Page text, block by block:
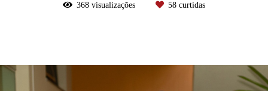
368 visualizações 58 curtidas